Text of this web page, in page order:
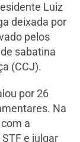
Luiz
deixada por
pelos
sabatina
(CCJ).
por 26
Na
a
e julgar